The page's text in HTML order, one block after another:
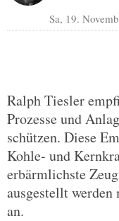
Sa, 19.
Ralph Tiesler
Prozesse und
schützen. Diese
Kohle- und
erbärmlichste
ausgestellt
an.